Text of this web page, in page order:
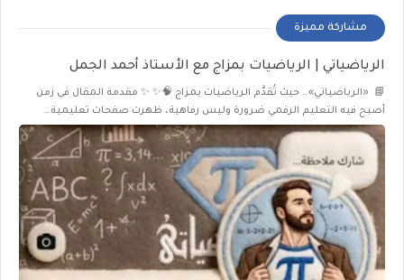
مشاركة مميزة
الرياضياتي | الرياضيات بمزاج مع الأستاذ أحمد الجمل
📘 «الرياضياتي»… حيث تُقدَّم الرياضيات بمزاج 🧠✨ ✨ مقدمة المقال في زمن
أصبح فيه التعليم الرقمي ضرورة وليس رفاهية، ظهرت صفحات تعليمية…